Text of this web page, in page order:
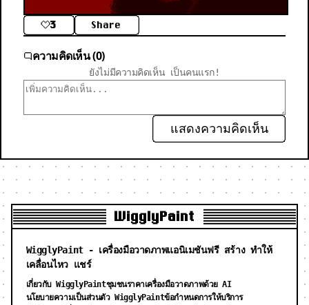
3 Share
ความคิดเห็น (0)
ยังไม่มีความคิดเห็น เป็นคนแรก!
แสดงความคิดเห็น
WigglyPaint
WigglyPaint - เครื่องมือวาดภาพแอนิเมชันฟรี สร้าง ทำให้
เคลื่อนไหว แชร์
เกี่ยวกับ WigglyPaintชุมชนราคาเครื่องมือวาดภาพด้วย AI
นโยบายความเป็นส่วนตัว WigglyPaintข้อกำหนดการให้บริการ